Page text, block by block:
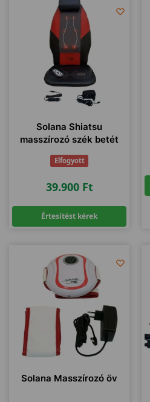
Solana Shiatsu
masszírozó szék betét
Elfogyott
39.900 Ft
Értesítést kérek
Solana Masszírozó öv